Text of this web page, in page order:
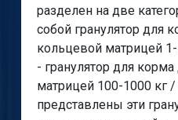
разделен на две
собой гранулятор для
кольцевой матрицей 1-
- гранулятор для
матрицей 100-1000 кг
представлены эти